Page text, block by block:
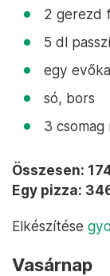
2 gerezd
5 dl
egy
só, bors
3 csomag
Összesen:
Egy pizza:
Elkészítése
Vasárnap